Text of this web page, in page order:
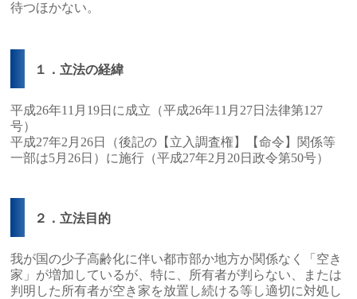
待つほかない。
１．立法の経緯
平成26年11月19日に成立（平成26年11月27日法律第127
号）
平成27年2月26日（後記の【立入調査権】【命令】関係等
一部は5月26日）に施行（平成27年2月20日政令第50号）
２．立法目的
我が国の少子高齢化に伴い都市部か地方か関係なく「空き
家」が増加しているが、特に、所有者が判らない、または
判明した所有者が空き家を放置し続ける等し適切に対処し